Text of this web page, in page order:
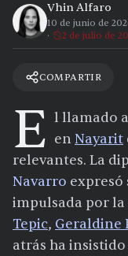
Vhin Alfaro
10 de junio de
2 de julio de
COMPARTIR
E l llamado
enNayarit
relevantes. La
Navarro expresó
impulsada por
Tepic, Geraldine
atrás ha